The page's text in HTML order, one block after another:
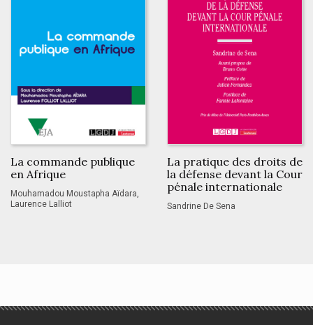
La commande publique
en Afrique
Mouhamadou Moustapha Aïdara,
Laurence Lalliot
La pratique des droits de
la défense devant la Cour
pénale internationale
Sandrine De Sena